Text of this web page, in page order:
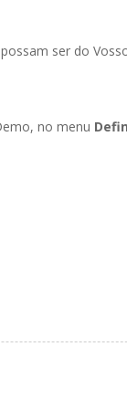
ser do
no menu